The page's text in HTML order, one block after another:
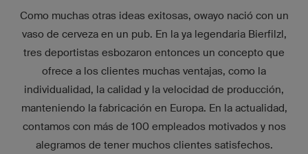
Como muchas otras ideas exitosas, owayo nació con un
vaso de cerveza en un pub. En la ya legendaria Bierfilzl,
tres deportistas esbozaron entonces un concepto que
ofrece a los clientes muchas ventajas, como la
individualidad, la calidad y la velocidad de producción,
manteniendo la fabricación en Europa. En la actualidad,
contamos con más de 100 empleados motivados y nos
alegramos de tener muchos clientes satisfechos.